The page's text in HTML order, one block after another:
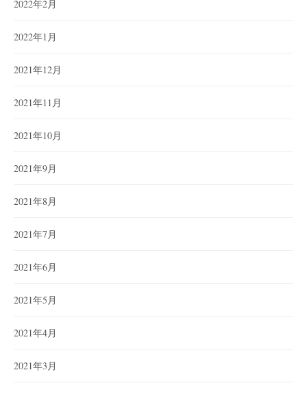
2022年2月
2022年1月
2021年12月
2021年11月
2021年10月
2021年9月
2021年8月
2021年7月
2021年6月
2021年5月
2021年4月
2021年3月